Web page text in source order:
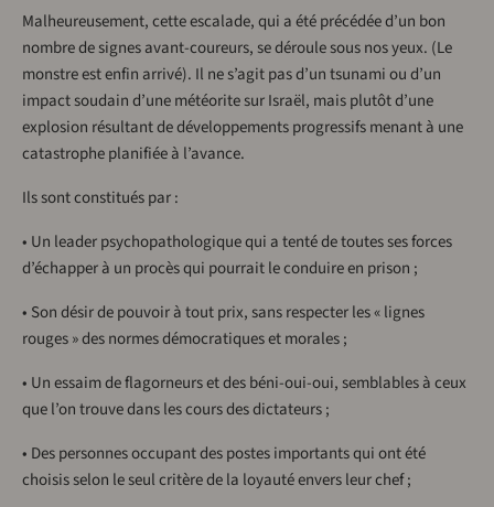
Malheureusement, cette escalade, qui a été précédée d’un bon
nombre de signes avant-coureurs, se déroule sous nos yeux. (Le
monstre est enfin arrivé). Il ne s’agit pas d’un tsunami ou d’un
impact soudain d’une météorite sur Israël, mais plutôt d’une
explosion résultant de développements progressifs menant à une
catastrophe planifiée à l’avance.
Ils sont constitués par :
• Un leader psychopathologique qui a tenté de toutes ses forces
d’échapper à un procès qui pourrait le conduire en prison ;
• Son désir de pouvoir à tout prix, sans respecter les « lignes
rouges » des normes démocratiques et morales ;
• Un essaim de flagorneurs et des béni-oui-oui, semblables à ceux
que l’on trouve dans les cours des dictateurs ;
• Des personnes occupant des postes importants qui ont été
choisis selon le seul critère de la loyauté envers leur chef ;